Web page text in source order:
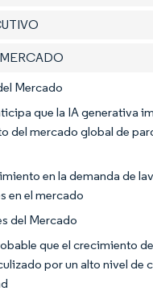
Mercado
que la IA generativa
del mercado global de
en la demanda de
en el mercado
del Mercado
que el crecimiento
por un alto nivel de